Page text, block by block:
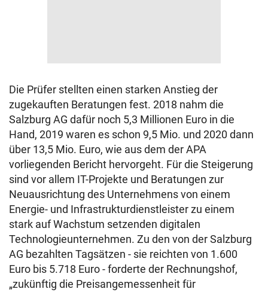
Die Prüfer stellten einen starken Anstieg der
zugekauften Beratungen fest. 2018 nahm die
Salzburg AG dafür noch 5,3 Millionen Euro in die
Hand, 2019 waren es schon 9,5 Mio. und 2020 dann
über 13,5 Mio. Euro, wie aus dem der APA
vorliegenden Bericht hervorgeht. Für die Steigerung
sind vor allem IT-Projekte und Beratungen zur
Neuausrichtung des Unternehmens von einem
Energie- und Infrastrukturdienstleister zu einem
stark auf Wachstum setzenden digitalen
Technologieunternehmen. Zu den von der Salzburg
AG bezahlten Tagsätzen - sie reichten von 1.600
Euro bis 5.718 Euro - forderte der Rechnungshof,
„zukünftig die Preisangemessenheit für